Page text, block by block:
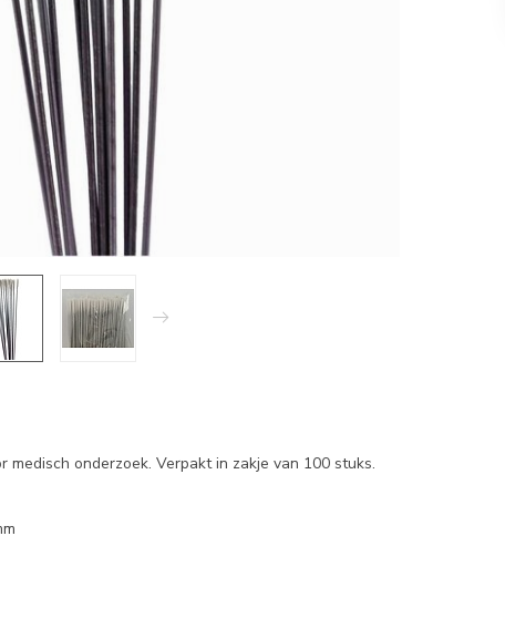
onderzoek. Verpakt in zakje van 100 stuks.